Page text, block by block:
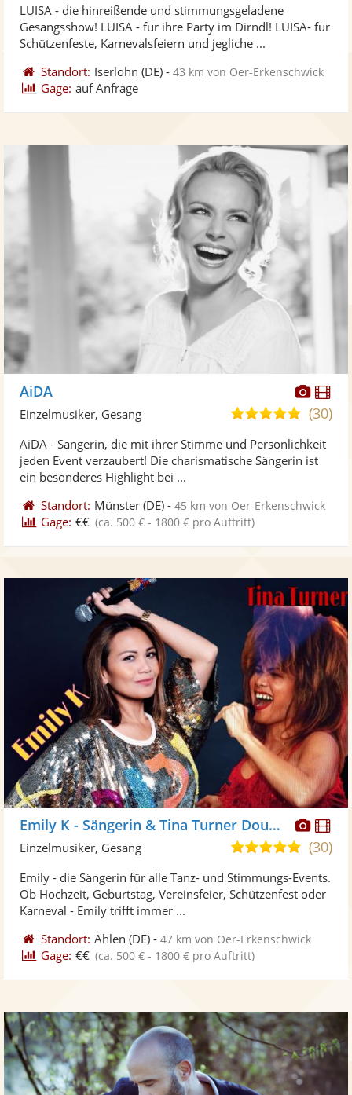
LUISA - die hinreißende und stimmungsgeladene
Gesangsshow! LUISA - für ihre Party im Dirndl! LUISA- für
Schützenfeste, Karnevalsfeiern und jegliche ...
Standort: Iserlohn (DE) -43 km von Oer-Erkenschwick
Gage: auf Anfrage
Fotos
AiDA
5,0
5
(30)
Einzelmusiker, Gesang
AiDA - Sängerin, die mit ihrer Stimme und Persönlichkeit
jeden Event verzaubert! Die charismatische Sängerin ist
ein besonderes Highlight bei ...
Standort: Münster (DE) -45 km von Oer-Erkenschwick
Gage: €€ (ca. 500 € - 1800 € pro Auftritt)
Fotos
Emily K - Sängerin & Tina Turner Double
5,0
5
(30)
Einzelmusiker, Gesang
Emily - die Sängerin für alle Tanz- und Stimmungs-Events.
Ob Hochzeit, Geburtstag, Vereinsfeier, Schützenfest oder
Karneval - Emily trifft immer ...
Standort: Ahlen (DE) -47 km von Oer-Erkenschwick
Gage: €€ (ca. 500 € - 1800 € pro Auftritt)